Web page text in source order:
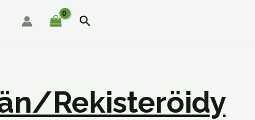
Hae
rekisteröidy